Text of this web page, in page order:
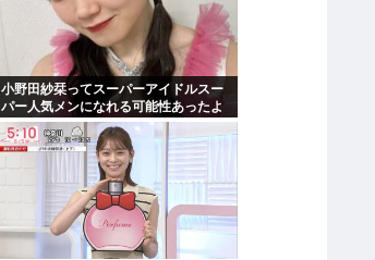
小野田紗栞ってスーパーアイドルスー
パー人気メンになれる可能性あったよ
な？